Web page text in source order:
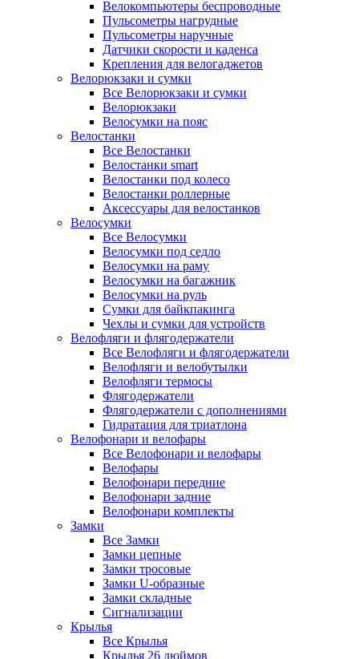
Велокомпьютеры беспроводные
Пульсометры нагрудные
Пульсометры наручные
Датчики скорости и каденса
Крепления для велогаджетов
Велорюкзаки и сумки
Все Велорюкзаки и сумки
Велорюкзаки
Велосумки на пояс
Велостанки
Все Велостанки
Велостанки smart
Велостанки под колесо
Велостанки роллерные
Аксессуары для велостанков
Велосумки
Все Велосумки
Велосумки под седло
Велосумки на раму
Велосумки на багажник
Велосумки на руль
Сумки для байкпакинга
Чехлы и сумки для устройств
Велофляги и флягодержатели
Все Велофляги и флягодержатели
Велофляги и велобутылки
Велофляги термосы
Флягодержатели
Флягодержатели с дополнениями
Гидратация для триатлона
Велофонари и велофары
Все Велофонари и велофары
Велофары
Велофонари передние
Велофонари задние
Велофонари комплекты
Замки
Все Замки
Замки цепные
Замки тросовые
Замки U-образные
Замки складные
Сигнализации
Крылья
Все Крылья
Крылья 26 дюймов